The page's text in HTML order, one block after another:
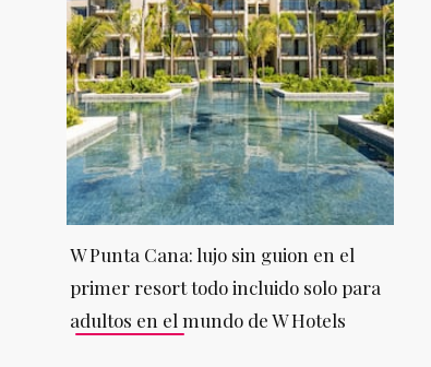
W Punta Cana: lujo sin guion en el
primer resort todo incluido solo para
adultos en el mundo de W Hotels